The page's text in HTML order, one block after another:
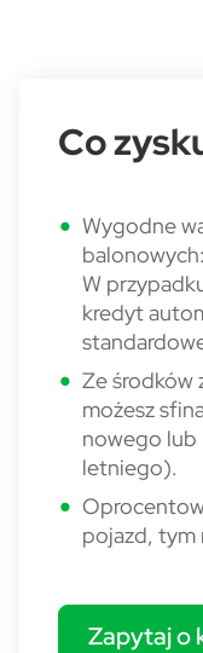
Velokar -
Co
Wygodne
W
kredyt
Ze środków
możesz
nowego lub
letniego).
pojazd, tym
Zapytaj o